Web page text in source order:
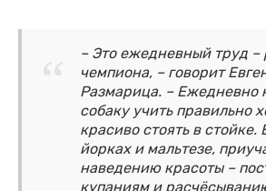
– Это ежедневный труд –
чемпиона, – говорит
Размарица. – Ежедневно
собаку учить правильно
красиво стоять в стойке.
йорках и мальтезе,
наведению красоты –
купаниям и